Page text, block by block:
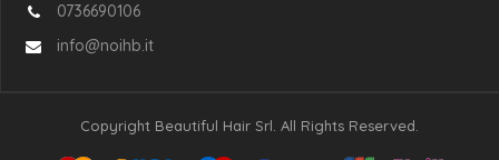
0736690106
info@noihb.it
Copyright Beautiful Hair Srl. All Rights Reserved.